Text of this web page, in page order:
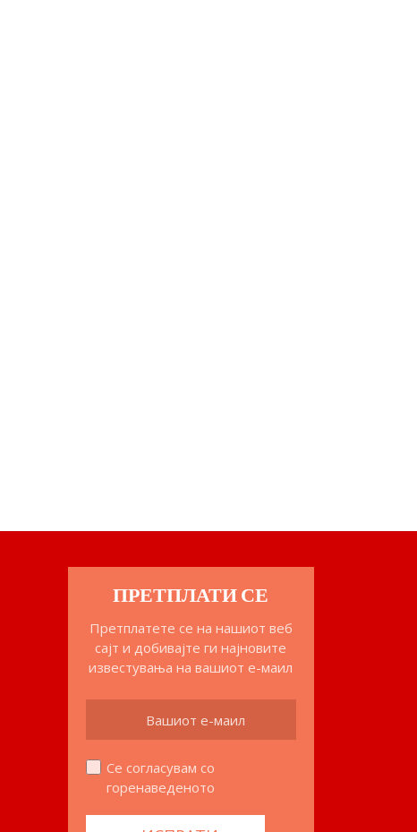
ПРЕТПЛАТИ СЕ
Претплатете се на нашиот веб
сајт и добивајте ги најновите
известувања на вашиот е-маил
Се согласувам со
горенаведеното